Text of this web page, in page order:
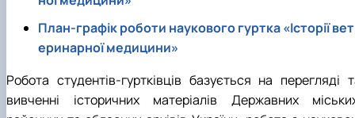
План-графік роботи наукового гуртка «Історії вет
еринарної медицини»
Робота студентів-гуртківців базується на перегляді
вивченні історичних матеріалів Державних